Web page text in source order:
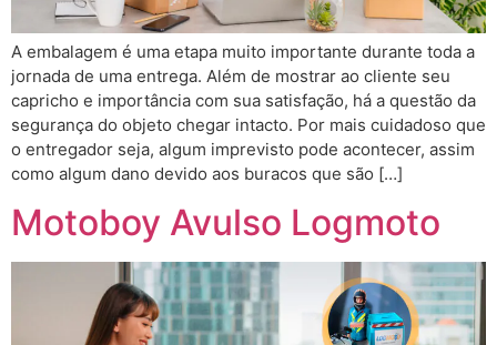
A embalagem é uma etapa muito importante durante toda a
jornada de uma entrega. Além de mostrar ao cliente seu
capricho e importância com sua satisfação, há a questão da
segurança do objeto chegar intacto. Por mais cuidadoso que
o entregador seja, algum imprevisto pode acontecer, assim
como algum dano devido aos buracos que são […]
Motoboy Avulso Logmoto